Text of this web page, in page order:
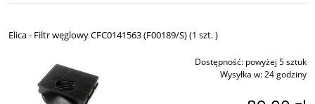
Elica - Filtr węglowy CFC0141563 (F00189/S) (1 szt. )
Dostępność: powyżej 5 sztuk
Wysyłka w:24 godziny